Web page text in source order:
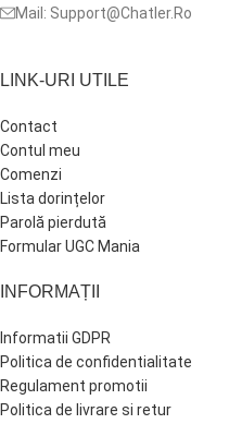
Mail: Support@Chatler.Ro
LINK-URI UTILE
Contact
Contul meu
Comenzi
Lista dorințelor
Parolă pierdută
Formular UGC Mania
INFORMAȚII
Informatii GDPR
Politica de confidentialitate
Regulament promotii
Politica de livrare si retur